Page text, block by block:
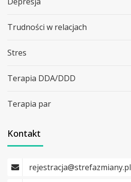
Trudności w relacjach
Stres
Terapia DDA/DDD
Terapia par
Kontakt
rejestracja@strefazmiany.pl